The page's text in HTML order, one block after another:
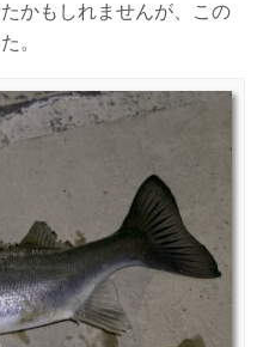
かもしれませんが、この
。